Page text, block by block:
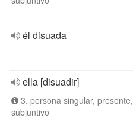
él disuada
ella [disuadir]
3. persona singular, presente,
subjuntivo